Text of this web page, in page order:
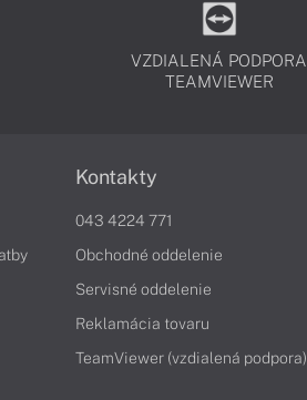
VZDIALENÁ PODPORA
TEAMVIEWER
Kontakty
043 4224 771
Obchodné oddelenie
Servisné oddelenie
Reklamácia tovaru
TeamViewer (vzdialená podpora)